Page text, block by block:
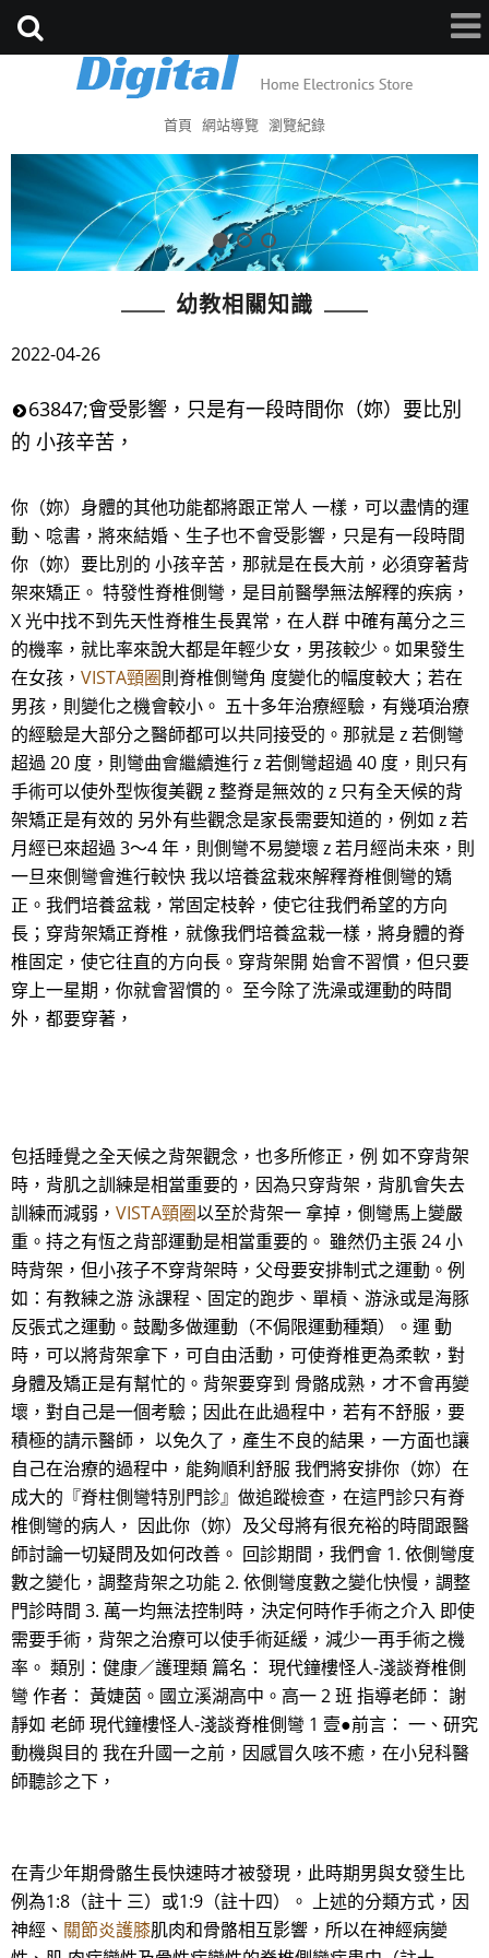
首頁 網站導覽 瀏覽紀錄
幼教相關知識
2022-04-26
63847;會受影響，只是有一段時間你（妳）要比別
的 小孩辛苦，
你（妳）身體的其他功能都將跟正常人 一樣，可以盡情的運
動、唸書，將來結婚、生子也不會受影響，只是有一段時間
你（妳）要比別的 小孩辛苦，那就是在長大前，必須穿著背
架來矯正。 特發性脊椎側彎，是目前醫學無法解釋的疾病，
X 光中找不到先天性脊椎生長異常，在人群 中確有萬分之三
的機率，就比率來說大都是年輕少女，男孩較少。如果發生
在女孩， VISTA頸圈則脊椎側彎角 度變化的幅度較大；若在
男孩，則變化之機會較小。 五十多年治療經驗，有幾項治療
的經驗是大部分之醫師都可以共同接受的。那就是 z 若側彎
超過 20 度，則彎曲會繼續進行 z 若側彎超過 40 度，則只有
手術可以使外型恢復美觀 z 整脊是無效的 z 只有全天候的背
架矯正是有效的 另外有些觀念是家長需要知道的，例如 z 若
月經已來超過 3～4 年，則側彎不易變壞 z 若月經尚未來，則
一旦來側彎會進行較快 我以培養盆栽來解釋脊椎側彎的矯
正。我們培養盆栽，常固定枝幹，使它往我們希望的方向
長；穿背架矯正脊椎，就像我們培養盆栽一樣，將身體的脊
椎固定，使它往直的方向長。穿背架開 始會不習慣，但只要
穿上一星期，你就會習慣的。 至今除了洗澡或運動的時間
外，都要穿著，
包括睡覺之全天候之背架觀念，也多所修正，例 如不穿背架
時，背肌之訓練是相當重要的，因為只穿背架，背肌會失去
訓練而減弱， VISTA頸圈以至於背架一 拿掉，側彎馬上變嚴
重。持之有恆之背部運動是相當重要的。 雖然仍主張 24 小
時背架，但小孩子不穿背架時，父母要安排制式之運動。例
如：有教練之游 泳課程、固定的跑步、單槓、游泳或是海豚
反張式之運動。鼓勵多做運動（不侷限運動種類）。運 動
時，可以將背架拿下，可自由活動，可使脊椎更為柔軟，對
身體及矯正是有幫忙的。背架要穿到 骨骼成熟，才不會再變
壞，對自己是一個考驗；因此在此過程中，若有不舒服，要
積極的請示醫師， 以免久了，產生不良的結果，一方面也讓
自己在治療的過程中，能夠順利舒服 我們將安排你（妳）在
成大的『脊柱側彎特別門診』做追蹤檢查，在這門診只有脊
椎側彎的病人， 因此你（妳）及父母將有很充裕的時間跟醫
師討論一切疑問及如何改善。 回診期間，我們會 1. 依側彎度
數之變化，調整背架之功能 2. 依側彎度數之變化快慢，調整
門診時間 3. 萬一均無法控制時，決定何時作手術之介入 即使
需要手術，背架之治療可以使手術延緩，減少一再手術之機
率。 類別：健康／護理類 篇名： 現代鐘樓怪人-淺談脊椎側
彎 作者： 黃婕茵。國立溪湖高中。高一 2 班 指導老師： 謝
靜如 老師 現代鐘樓怪人-淺談脊椎側彎 1 壹●前言： 一、研究
動機與目的 我在升國一之前，因感冒久咳不癒，在小兒科醫
師聽診之下，
在青少年期骨骼生長快速時才被發現，此時期男與女發生比
例為1:8（註十 三）或1:9（註十四）。 上述的分類方式，因
神經、 關節炎護膝肌肉和骨骼相互影響，所以在神經病變